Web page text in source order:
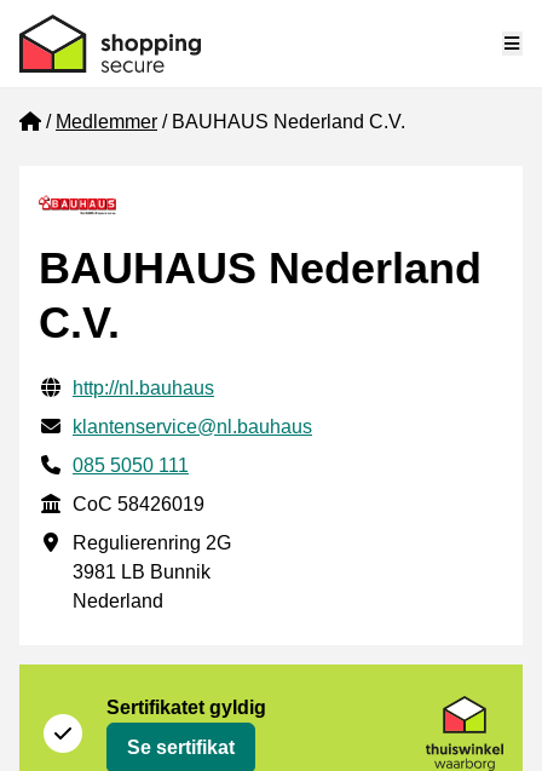
Home
Medlemmer BAUHAUS Nederland C.V.
BAUHAUS Nederland
C.V.
Verifisert kontaktinformasjon
Website URL
http://nl.bauhaus
E-post
klantenservice@nl.bauhaus
Phone number
085 5050 111
CoC
CoC 58426019
Forretningsadresse
Regulierenring 2G
3981 LB Bunnik
Nederland
Sertifikatet gyldig
Se sertifikat